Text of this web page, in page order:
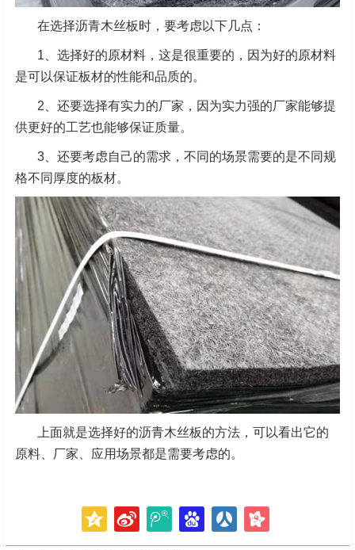
在选择沥青木丝板时，要考虑以下几点：
1、选择好的原材料，这是很重要的，因为好的原材料
是可以保证板材的性能和品质的。
2、还要选择有实力的厂家，因为实力强的厂家能够提
供更好的工艺也能够保证质量。
3、还要考虑自己的需求，不同的场景需要的是不同规
格不同厚度的板材。
上面就是选择好的沥青木丝板的方法，可以看出它的
原料、厂家、应用场景都是需要考虑的。